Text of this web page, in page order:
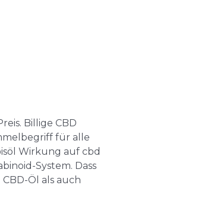
Billige CBD
für alle
Wirkung auf cbd
System. Dass
Öl als auch